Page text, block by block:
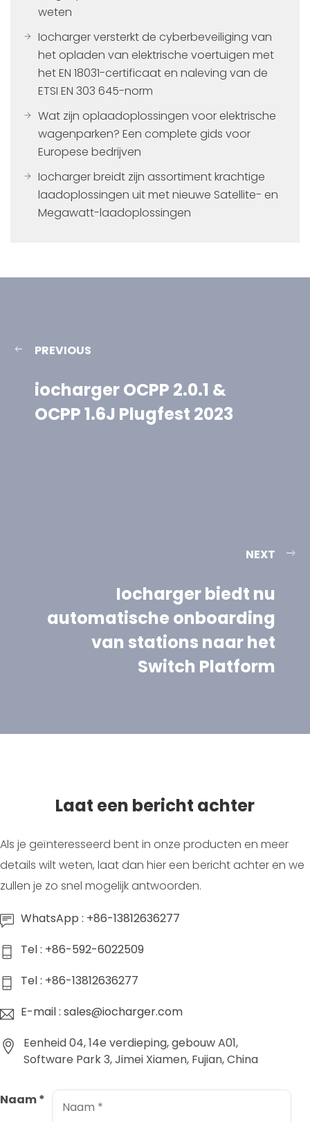
weten
Iocharger versterkt de cyberbeveiliging van
het opladen van elektrische voertuigen met
het EN 18031-certificaat en naleving van de
ETSI EN 303 645-norm
Wat zijn oplaadoplossingen voor elektrische
wagenparken? Een complete gids voor
Europese bedrijven
Iocharger breidt zijn assortiment krachtige
laadoplossingen uit met nieuwe Satellite- en
Megawatt-laadoplossingen
PREVIOUS
iocharger OCPP 2.0.1 &
OCPP 1.6J Plugfest 2023
NEXT
Iocharger biedt nu
automatische onboarding
van stations naar het
Switch Platform
Laat een bericht achter
Als je geïnteresseerd bent in onze producten en meer
details wilt weten, laat dan hier een bericht achter en we
zullen je zo snel mogelijk antwoorden.
WhatsApp : +86-13812636277
Tel : +86-592-6022509
Tel : +86-13812636277
E-mail : sales@iocharger.com
Eenheid 04, 14e verdieping, gebouw A01,
Software Park 3, Jimei Xiamen, Fujian, China
Naam*